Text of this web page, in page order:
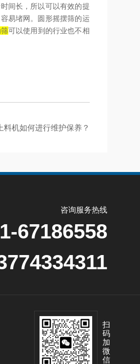
间长，所以可以有效的提
易堵网。圆形摇摆筛的运
可以使用到的行业也不相
料机如何进行维护保养？
咨询服务热线
67186558
扫
码
加
微
信